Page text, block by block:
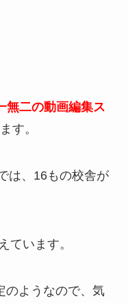
無二の動画編集ス
す。
は、16もの校舎が
ています。
のようなので、気